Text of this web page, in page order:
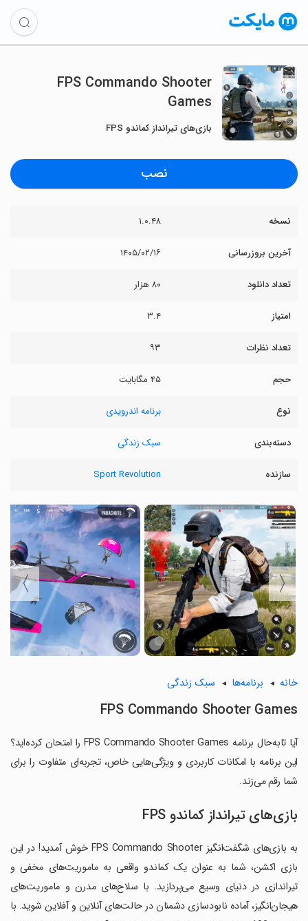
FPS Commando Shooter
Games
بازی‌های تیرانداز کماندو FPS
نصب
نسخه ۱.۰.۴۸
آخرین بروزرسانی ۱۴۰۵/۰۲/۱۶
تعداد دانلود ۸۰ هزار
امتیاز ۳.۴
تعداد نظرات ۹۳
حجم ۴۵ مگابایت
نوع برنامه اندرویدی
دسته‌بندی سبک زندگی
سازنده Sport Revolution
〈
〉
خانه برنامه‌ها سبک زندگی
FPS Commando Shooter Games
آیا تابه‌حال برنامه FPS Commando Shooter Games را امتحان کرده‌اید؟
این برنامه با امکانات کاربردی و ویژگی‌هایی خاص، تجربه‌ای متفاوت را برای
شما رقم می‌زند.
بازی‌های تیرانداز کماندو FPS
به بازی‌های شگفت‌انگیز FPS Commando Shooter خوش آمدید! در این
بازی اکشن، شما به عنوان یک کماندو واقعی به ماموریت‌های مخفی و
تیراندازی در دنیای وسیع می‌پردازید. با سلاح‌های مدرن و ماموریت‌های
هیجان‌انگیز، آماده نابودسازی دشمنان در حالت‌های آنلاین و آفلاین شوید. با